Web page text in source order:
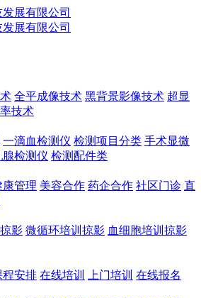
全平成像技术 黑背景影像技术 超显
技术
一滴血检测仪 检测项目分类 手术显微
腺检测仪 检测配件类
康管理 美容合作 药企合作 社区门诊 直
影 微循环培训掠影 血细胞培训掠影
程安排 在线培训 上门培训 在线报名